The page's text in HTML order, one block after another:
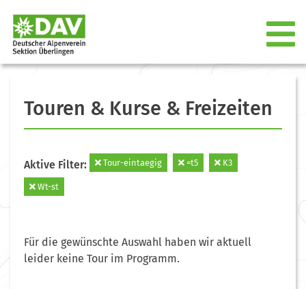
Touren & Kurse & Freizeiten
Aktive Filter: Tour-eintaegig =t5 K3
Wt-st
Für die gewünschte Auswahl haben wir aktuell
leider keine Tour im Programm.